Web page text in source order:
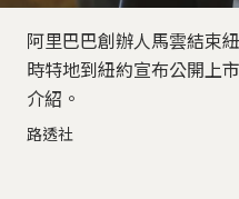
阿里巴巴創辦人馬雲結束
時特地到紐約宣布公開上
介紹。
路透社